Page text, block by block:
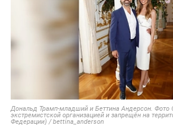
Дональд Трамп-младший и Беттина Андерсон. Фото
экстремистской организацией и запрещён на
Федерации) / bettina_anderson